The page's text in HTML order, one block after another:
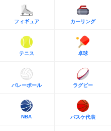
フィギュア カーリング
テニス 卓球
バレーボール ラグビー
NBA バスケ代表